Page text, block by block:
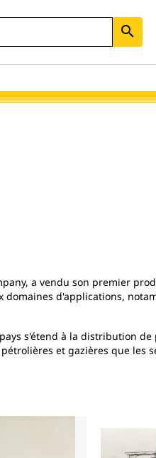
search
a vendu son premier
domaines d'applications,
s'étend à la distribution de
et gazières que les